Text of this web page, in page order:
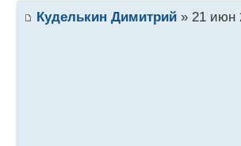
Куделькин Димитрий » 21 июн